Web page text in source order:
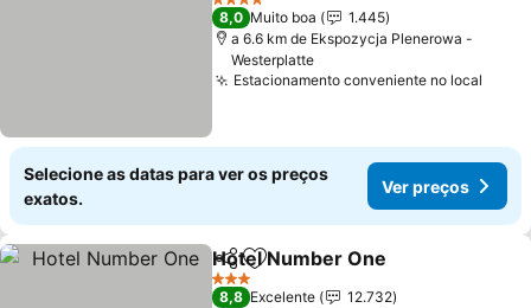
4 Estrelas
8,0 Muito boa
1.445
a 6.6 km de Ekspozycja Plenerowa -
Westerplatte
Estacionamento conveniente no local
Selecione as datas para ver os preços
exatos.
Ver preços
PartilharAdicionar aos favoritos
Hotel Number One
3 Estrelas
8,8 Excelente
12.732